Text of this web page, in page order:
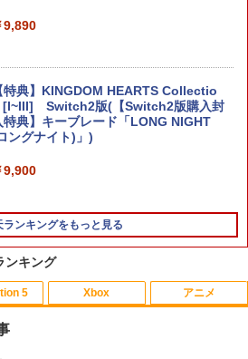
9,890
特典】KINGDOM HEARTS Collectio
[I~III] Switch2版(【Switch2版購入封
特典】キーブレード「LONG NIGHT
ングナイト)」)
9,900
ランキングをもっと見る
特典】Marvel’s Wolverine(【早期購
封入特典】DLC)
中古】「俺の妹がこんなに可愛いわけ
ない ポータブル」ずっとこのまま♪パ
ク( 特典なし ) - PSP
ンビランドサガLIVE～フランシュシュ
めぎんがフェスティバル～【Blu-ra
[ (V.A.) ]
ンキング
5 Xbox アニメ